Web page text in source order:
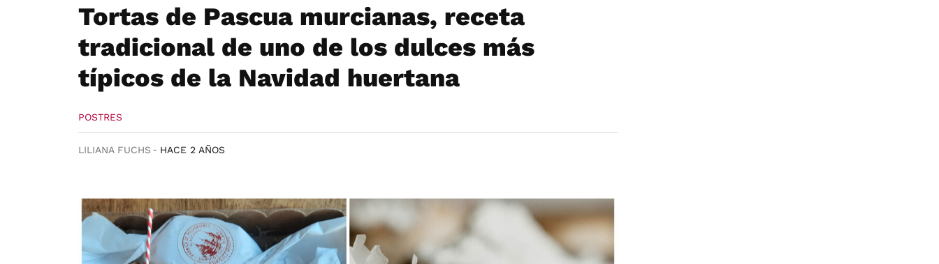
Tortas de Pascua murcianas, receta
tradicional de uno de los dulces más
típicos de la Navidad huertana
POSTRES
LILIANA FUCHS HACE 2 AÑOS